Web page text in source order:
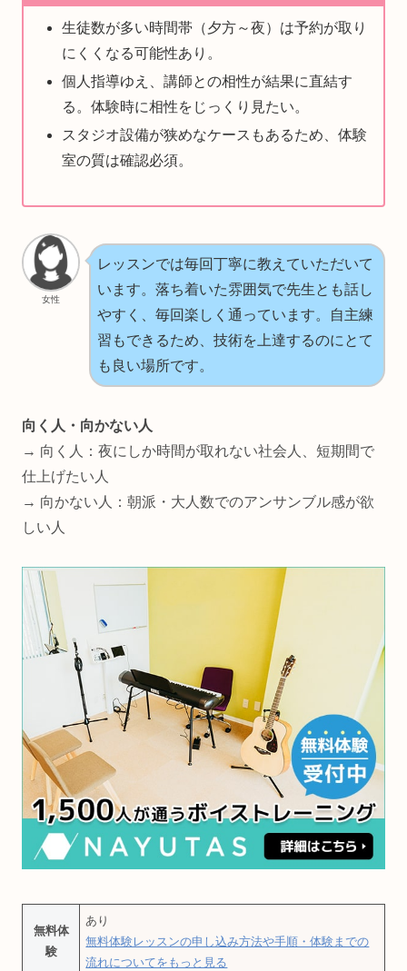
生徒数が多い時間帯（夕方～夜）は予約が取り
にくくなる可能性あり。
個人指導ゆえ、講師との相性が結果に直結す
る。体験時に相性をじっくり見たい。
スタジオ設備が狭めなケースもあるため、体験
室の質は確認必須。
女性
レッスンでは毎回丁寧に教えていただいて
います。落ち着いた雰囲気で先生とも話し
やすく、毎回楽しく通っています。自主練
習もできるため、技術を上達するのにとて
も良い場所です。
向く人・向かない人
→ 向く人：夜にしか時間が取れない社会人、短期間で
仕上げたい人
→ 向かない人：朝派・大人数でのアンサンブル感が欲
しい人
無料体
験
あり
無料体験レッスンの申し込み方法や手順・体験までの
流れについてをもっと見る